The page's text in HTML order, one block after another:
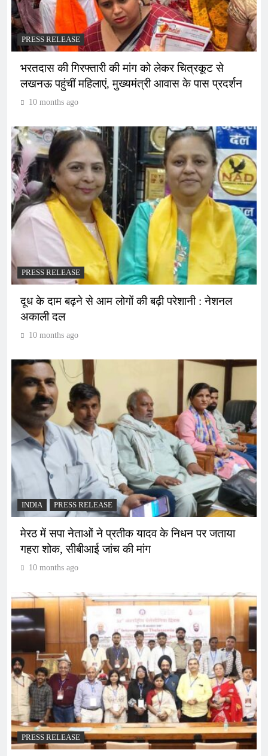
PRESS RELEASE
भरतदास की गिरफ्तारी की मांग को लेकर चित्रकूट से
लखनऊ पहुंचीं महिलाएं, मुख्यमंत्री आवास के पास प्रदर्शन
10 months ago
PRESS RELEASE
दूध के दाम बढ़ने से आम लोगों की बढ़ी परेशानी : नेशनल
अकाली दल
10 months ago
INDIA PRESS RELEASE
मेरठ में सपा नेताओं ने प्रतीक यादव के निधन पर जताया
गहरा शोक, सीबीआई जांच की मांग
10 months ago
PRESS RELEASE